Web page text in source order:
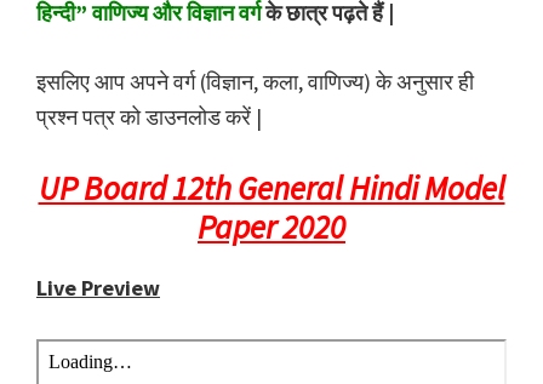
हिन्दी” वाणिज्य और विज्ञान वर्गके छात्र पढ़ते हैं |
इसलिए आप अपने वर्ग (विज्ञान, कला, वाणिज्य) के अनुसार ही
प्रश्न पत्र को डाउनलोड करें |
UP Board 12th General Hindi Model
Paper 2020
Live Preview